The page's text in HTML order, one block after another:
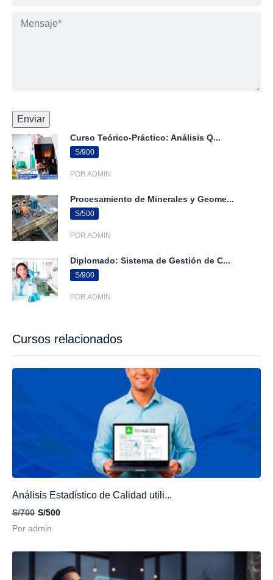
Cursos relacionados
Análisis Estadístico de Calidad utili...
S/700 S/500
Por admin
Curso Teórico-Práctico: Análisis Q...
S/900
POR ADMIN
Procesamiento de Minerales y Geome...
S/500
POR ADMIN
Diplomado: Sistema de Gestión de C...
S/900
POR ADMIN